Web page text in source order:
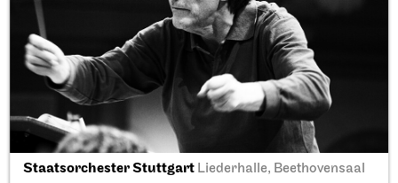
Staatsorchester Stuttgart Liederhalle, Beethovensaal
Fri, 11.09.2026